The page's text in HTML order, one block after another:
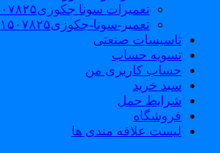
تعمیرات سونا جکوزی۰۹۱۲۱۵۰۷۸۲۵_تعمیر سونا بخار
تعمیر-سونا-جکوزی۰۹۱۲۱۵۰۷۸۲۵-sauna-jacuzzi
تاسیسات صنعتی
تسویه حساب
حساب کاربری من
سبد خرید
شرایط حمل
فروشگاه
لیست علاقه مندی ها